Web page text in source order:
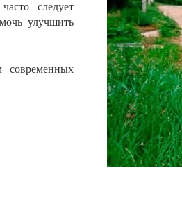
следует
улучшить
современных